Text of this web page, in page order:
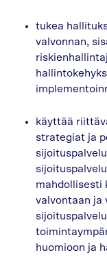
tukea
valvonnan,
käyttää
strategiat ja
mahdollisesti
valvontaan ja
huomioon ja